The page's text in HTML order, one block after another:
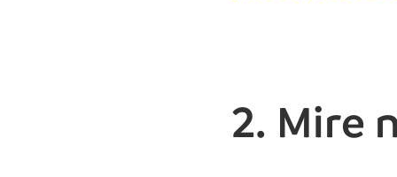
2. Mire